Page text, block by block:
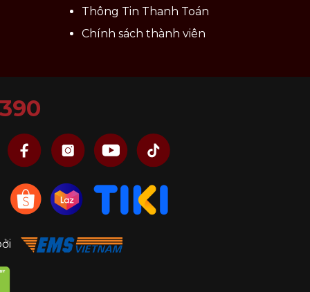
Thông Tin Thanh Toán
Chính sách thành viên